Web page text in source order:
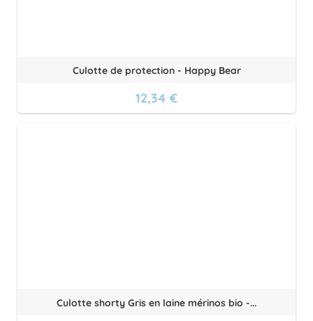
Culotte de protection - Happy Bear
12,34 €
Culotte shorty Gris en laine mérinos bio -...